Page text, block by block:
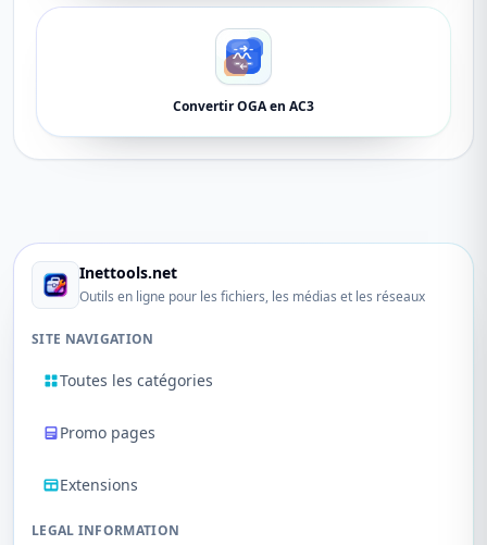
Convertir OGA en AC3
Inettools.net
Outils en ligne pour les fichiers, les médias et les réseaux
SITE NAVIGATION
Toutes les catégories
Promo pages
Extensions
LEGAL INFORMATION